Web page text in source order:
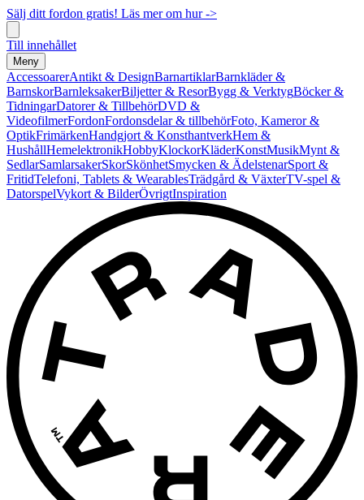
Sälj ditt fordon gratis! Läs mer om hur ->
Till innehållet
Meny
AccessoarerAntikt & DesignBarnartiklarBarnkläder &
BarnskorBarnleksakerBiljetter & ResorBygg & VerktygBöcker &
TidningarDatorer & TillbehörDVD &
VideofilmerFordonFordonsdelar & tillbehörFoto, Kameror &
OptikFrimärkenHandgjort & KonsthantverkHem &
HushållHemelektronikHobbyKlockorKläderKonstMusikMynt &
SedlarSamlarsakerSkorSkönhetSmycken & ÄdelstenarSport &
FritidTelefoni, Tablets & WearablesTrädgård & VäxterTV-spel &
DatorspelVykort & BilderÖvrigtInspiration